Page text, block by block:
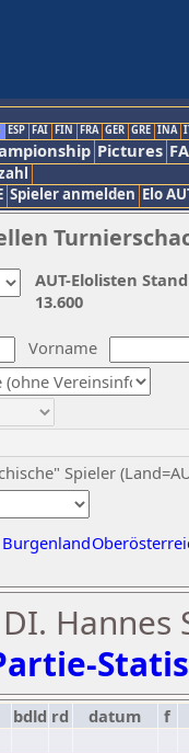
ESP FAI FIN FRA GER GRE INA
Pictures
Spieler anmelden Elo
Vorname
Spieler
Burgenland
AUT-Elolisten
13.600
Hannes
bdld rd datum
f